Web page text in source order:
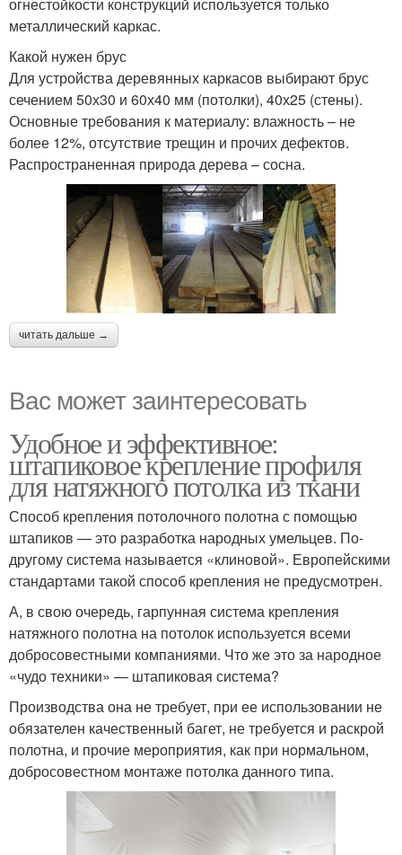
металлический каркас.
Какой нужен брус
Для устройства деревянных каркасов выбирают брус
сечением 50х30 и 60х40 мм (потолки), 40х25 (стены).
Основные требования к материалу: влажность – не
более 12%, отсутствие трещин и прочих дефектов.
Распространенная природа дерева – сосна.
читать дальше →
Вас может заинтересовать
Удобное и эффективное:
штапиковое крепление профиля
для натяжного потолка из ткани
Способ крепления потолочного полотна с помощью
штапиков — это разработка народных умельцев. По-
другому система называется «клиновой». Европейскими
стандартами такой способ крепления не предусмотрен.
А, в свою очередь, гарпунная система крепления
натяжного полотна на потолок используется всеми
добросовестными компаниями. Что же это за народное
«чудо техники» — штапиковая система?
Производства она не требует, при ее использовании не
обязателен качественный багет, не требуется и раскрой
полотна, и прочие мероприятия, как при нормальном,
добросовестном монтаже потолка данного типа.